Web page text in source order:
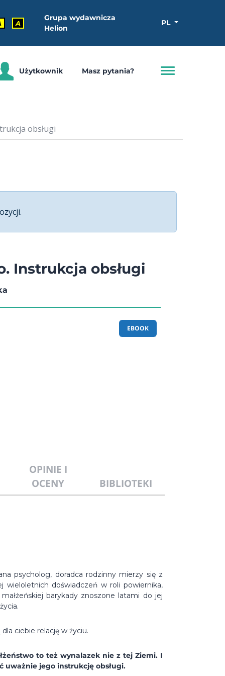
A
Grupa wydawnicza
Helion
PL
Użytkownik Masz pytania?
obsługi
Instrukcja obsługi
EBOOK
OPINIE I
OCENY
BIBLIOTEKI
psycholog, doradca rodzinny mierzy się z
wieloletnich doświadczeń w roli powiernika,
barykady znoszone latami do jej
ciebie relację w życiu.
to też wynalazek nie z tej Ziemi. I
uważnie jego instrukcję obsługi.